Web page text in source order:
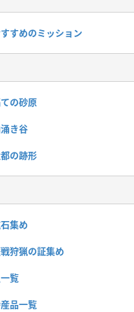
すめのミッション
の砂原
き谷
の跡形
集め
狩猟の証集め
覧
品一覧